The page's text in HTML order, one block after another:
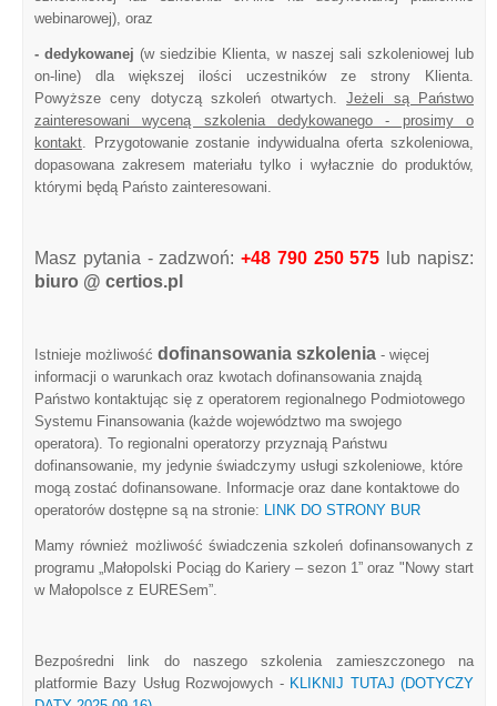
webinarowej), oraz
- dedykowanej (w siedzibie Klienta, w naszej sali szkoleniowej lub
on-line) dla większej ilości uczestników ze strony Klienta.
Powyższe ceny dotyczą szkoleń otwartych.Jeżeli są Państwo
zainteresowani wyceną szkolenia dedykowanego - prosimy o
kontakt . Przygotowanie zostanie indywidualna oferta szkoleniowa,
dopasowana zakresem materiału tylko i wyłacznie do produktów,
którymi będą Państo zainteresowani.
Masz pytania - zadzwoń:+48 790 250 575 lub napisz:
biuro @ certios.pl
Istnieje możliwość dofinansowania szkolenia - więcej
informacji o warunkach oraz kwotach dofinansowania znajdą
Państwo kontaktując się z operatorem regionalnego Podmiotowego
Systemu Finansowania (każde województwo ma swojego
operatora). To regionalni operatorzy przyznają Państwu
dofinansowanie, my jedynie świadczymy usługi szkoleniowe, które
mogą zostać dofinansowane. Informacje oraz dane kontaktowe do
operatorów dostępne są na stronie: LINK DO STRONY BUR
Mamy również możliwość świadczenia szkoleń dofinansowanych z
programu „Małopolski Pociąg do Kariery – sezon 1” oraz "Nowy start
w Małopolsce z EURESem”.
Bezpośredni link do naszego szkolenia zamieszczonego na
platformie Bazy Usług Rozwojowych - KLIKNIJ TUTAJ (DOTYCZY